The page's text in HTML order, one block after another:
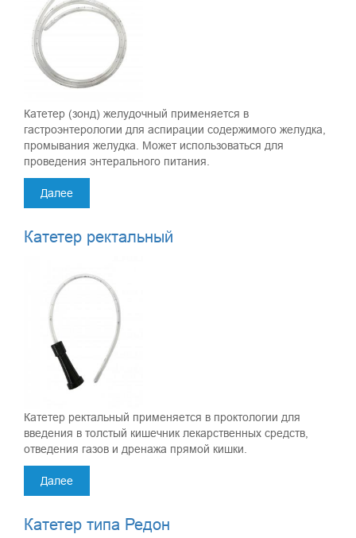
Катетер (зонд) желудочный применяется в
гастроэнтерологии для аспирации содержимого желудка,
промывания желудка. Может использоваться для
проведения энтерального питания.
Далее
Катетер ректальный
Катетер ректальный применяется в проктологии для
введения в толстый кишечник лекарственных средств,
отведения газов и дренажа прямой кишки.
Далее
Катетер типа Редон